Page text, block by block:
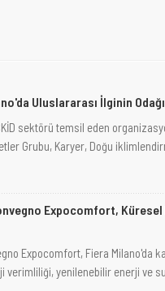
Uluslararası İlginin
sektörü temsil eden
Grubu, Karyer, Doğu
Expocomfort, Küresel
Expocomfort, Fiera Milano'da
verimliliği, yenilenebilir enerji ve